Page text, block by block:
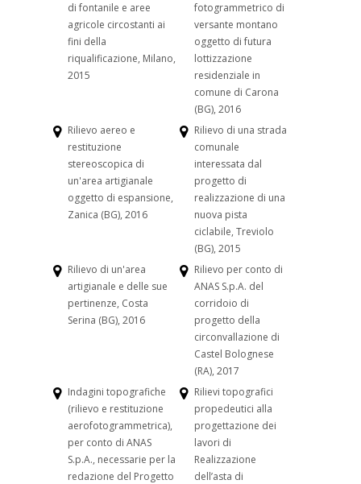
di fontanile e aree
agricole circostanti ai
fini della
riqualificazione, Milano,
2015
fotogrammetrico di
versante montano
oggetto di futura
lottizzazione
residenziale in
comune di Carona
(BG), 2016
Rilievo aereo e
restituzione
stereoscopica di
un'area artigianale
oggetto di espansione,
Zanica (BG), 2016
Rilievo di una strada
comunale
interessata dal
progetto di
realizzazione di una
nuova pista
ciclabile, Treviolo
(BG), 2015
Rilievo di un'area
artigianale e delle sue
pertinenze, Costa
Serina (BG), 2016
Rilievo per conto di
ANAS S.p.A. del
corridoio di
progetto della
circonvallazione di
Castel Bolognese
(RA), 2017
Indagini topografiche
(rilievo e restituzione
aerofotogrammetrica),
per conto di ANAS
S.p.A., necessarie per la
redazione del Progetto
Rilievi topografici
propedeutici alla
progettazione dei
lavori di
Realizzazione
dell’asta di